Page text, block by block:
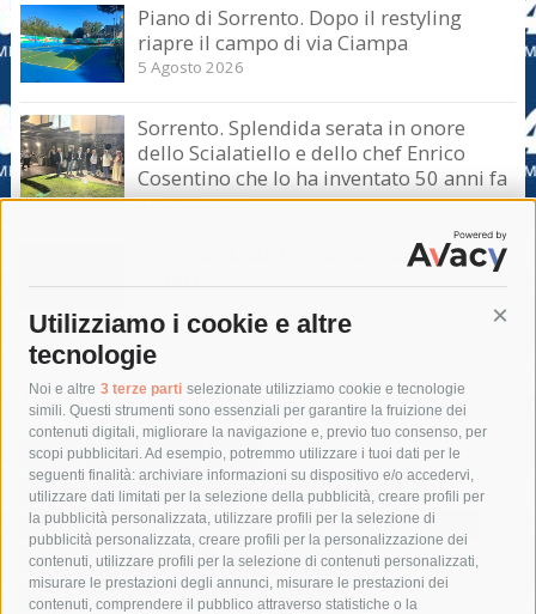
Utilizziamo i cookie e altre
tecnologie
Noi e altre 3 terze parti selezionate utilizziamo cookie e tecnologie
simili. Questi strumenti sono essenziali per garantire la fruizione dei
contenuti digitali, migliorare la navigazione e, previo tuo consenso, per
scopi pubblicitari. Ad esempio, potremmo utilizzare i tuoi dati per le
seguenti finalità: archiviare informazioni su dispositivo e/o accedervi,
utilizzare dati limitati per la selezione della pubblicità, creare profili per
la pubblicità personalizzata, utilizzare profili per la selezione di
pubblicità personalizzata, creare profili per la personalizzazione dei
contenuti, utilizzare profili per la selezione di contenuti personalizzati,
misurare le prestazioni degli annunci, misurare le prestazioni dei
contenuti, comprendere il pubblico attraverso statistiche o la
Piano di Sorrento. Dopo il restyling
riapre il campo di via Ciampa
5 Agosto 2026
Sorrento. Splendida serata in onore
dello Scialatiello e dello chef Enrico
Cosentino che lo ha inventato 50 anni fa
5 Agosto 2026
Sorrento. Maurizio de Giovanni presenta
Tag
acqua allerta meteo
anas
area marina protetta di punta campanella
arresto
Asl Napoli 3 sud
capitaneria di porto capri
carabinieri
castellammare di stabia
circumvesuviana
comune di sorrento
concerto
contagi